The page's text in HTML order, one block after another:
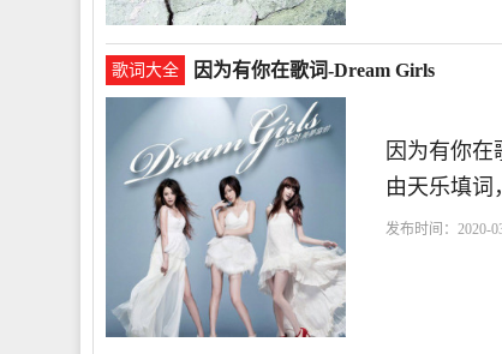
歌词大全 因为有你在歌词-Dream Girls
因为有你在
由天乐填词
发布时间：2020-